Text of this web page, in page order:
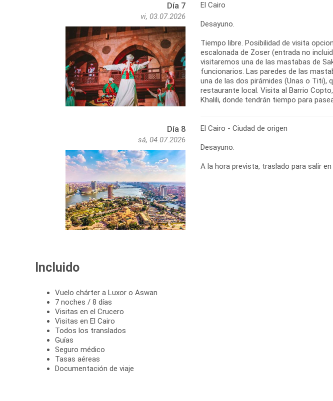
Día 7
vi, 03.07.2026
El Cairo
Desayuno.
Tiempo libre. Posibilidad de visita
escalonada de Zoser (entrada no
visitaremos una de las mastabas de
funcionarios. Las paredes de las
una de las dos pirámides (Unas o Titi),
restaurante local. Visita al Barrio
Khalili, donde tendrán tiempo para
Día 8
sá, 04.07.2026
El Cairo - Ciudad de origen
Desayuno.
Incluido
Vuelo chárter a Luxor o Aswan
7 noches / 8 días
Visitas en el Crucero
Visitas en El Cairo
Todos los translados
Guías
Seguro médico
Tasas aéreas
Documentación de viaje